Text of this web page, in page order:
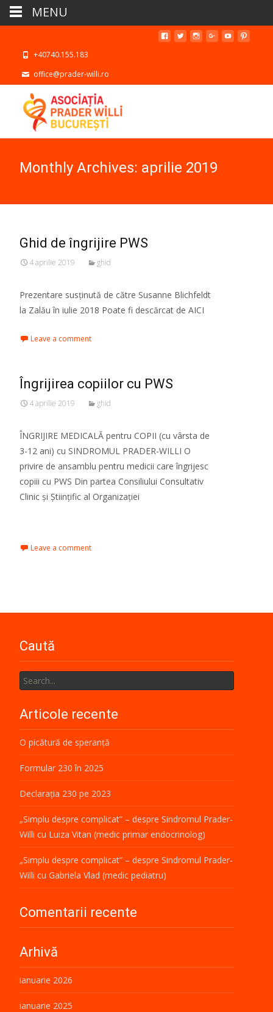
+40740.155.183
office@prader-willi.ro
Monthly Archives: aprilie 2019
Ghid de îngrijire PWS
4 aprilie 2019 ghid
Prezentare susținută de către Susanne Blichfeldt
la Zalău în iulie 2018 Poate fi descărcat de AICI
Leave a comment
Îngrijirea copiilor cu PWS
4 aprilie 2019 ghid
ÎNGRIJIRE MEDICALĂ pentru COPII (cu vârsta de
3-12 ani) cu SINDROMUL PRADER-WILLI O
privire de ansamblu pentru medicii care îngrijesc
copiii cu PWS Din partea Consiliului Consultativ
Clinic și Științific al Organizației
Leave a comment
Caută
Search
for:
Articole recente
O picătură de speranță
Formular 230 în 2025
Declarația 230 pe 2023
„Simplu despre complicat” – despre Sindromul Prader-
Willi cu Luiza Vitan (medic primar endocrinolog)
„Simplu despre complicat” – despre Sindromul Prader-
Willi cu Gabriela Vlad (medic pediatru)
Comentarii recente
Arhivă
ianuarie 2026
ianuarie 2025
MENU